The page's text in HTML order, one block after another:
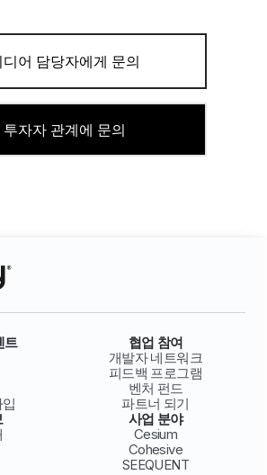
디어 담당자에게 문의
투자자 관계에 문의
트
협업 참여
개발자 네트워크
피드백 프로그램
벤처 펀드
파트너 되기
사업 분야
Cesium
Cohesive
SEEQUENT